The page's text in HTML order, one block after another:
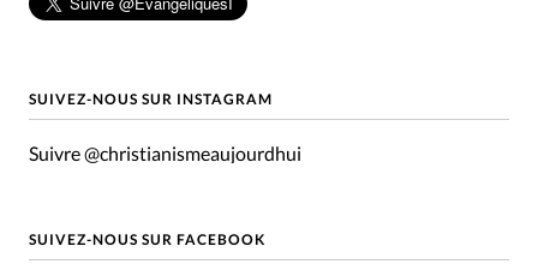
SUIVEZ-NOUS SUR INSTAGRAM
Suivre @christianismeaujourdhui
SUIVEZ-NOUS SUR FACEBOOK